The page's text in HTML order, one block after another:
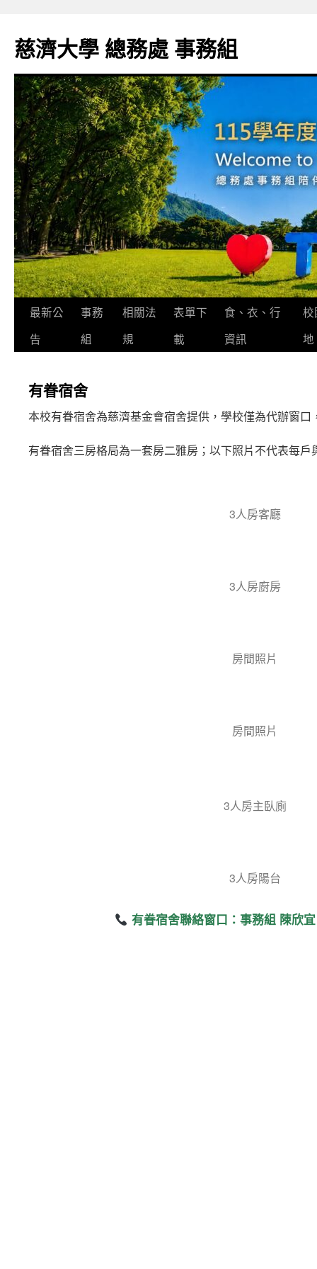
主
要
容
慈濟大學 總務處 事務組
最新公
告
事務
組
相關法
規
表單下
載
食、衣、行
資訊
校
地
有眷宿舍
本校有眷宿舍為慈濟基金會宿舍提供，學校僅為代辦窗口
有眷宿舍三房格局為一套房二雅房；以下照片不代表每
3人房客廳
3人房廚房
房間照片
房間照片
3人房主臥廁
3人房陽台
有眷宿舍聯絡窗口：事務組 陳欣